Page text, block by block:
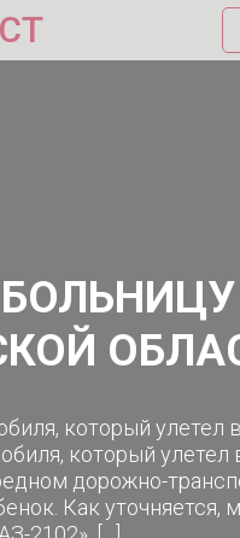
который улетел
который улетел
дорожно-
Как уточняется,